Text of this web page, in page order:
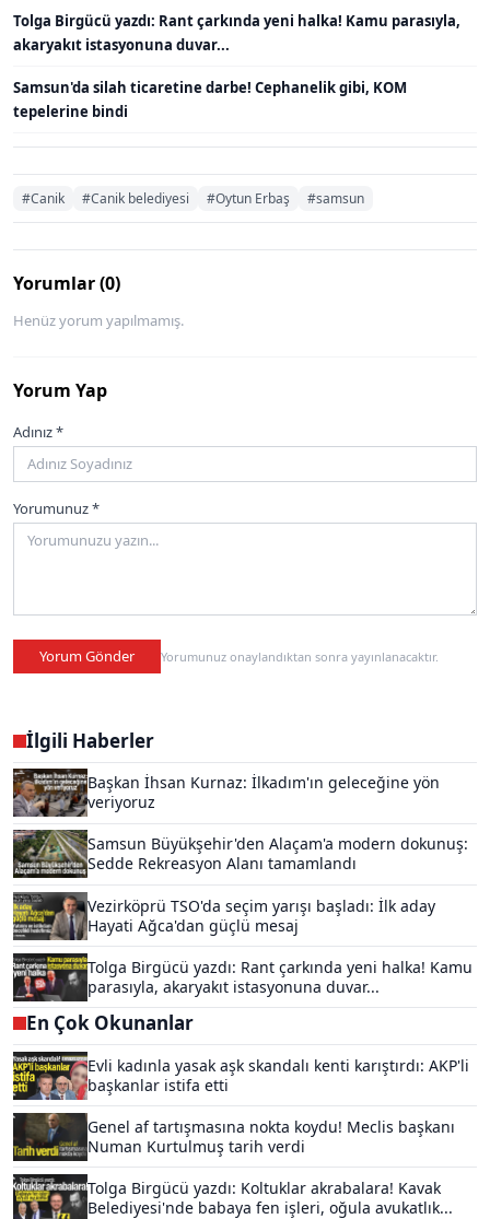
Tolga Birgücü yazdı: Rant çarkında yeni halka! Kamu parasıyla,
akaryakıt istasyonuna duvar...
Samsun'da silah ticaretine darbe! Cephanelik gibi, KOM
tepelerine bindi
#Canik #Canik belediyesi #Oytun Erbaş #samsun
Yorumlar (0)
Henüz yorum yapılmamış.
Yorum Yap
Adınız *
Yorumunuz *
Yorum Gönder Yorumunuz onaylandıktan sonra yayınlanacaktır.
İlgili Haberler
Başkan İhsan Kurnaz: İlkadım'ın geleceğine yön
veriyoruz
Samsun Büyükşehir'den Alaçam'a modern dokunuş:
Sedde Rekreasyon Alanı tamamlandı
Vezirköprü TSO'da seçim yarışı başladı: İlk aday
Hayati Ağca'dan güçlü mesaj
Tolga Birgücü yazdı: Rant çarkında yeni halka! Kamu
parasıyla, akaryakıt istasyonuna duvar...
En Çok Okunanlar
Evli kadınla yasak aşk skandalı kenti karıştırdı: AKP'li
başkanlar istifa etti
Genel af tartışmasına nokta koydu! Meclis başkanı
Numan Kurtulmuş tarih verdi
Tolga Birgücü yazdı: Koltuklar akrabalara! Kavak
Belediyesi'nde babaya fen işleri, oğula avukatlık...